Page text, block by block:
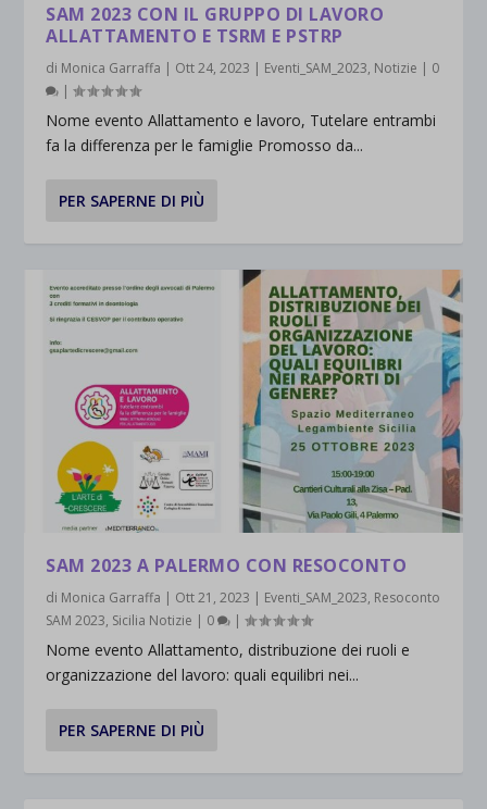
SAM 2023 CON IL GRUPPO DI LAVORO
ALLATTAMENTO E TSRM E PSTRP
di Monica Garraffa | Ott 24, 2023 | Eventi_SAM_2023, Notizie | 0
|
Nome evento Allattamento e lavoro, Tutelare entrambi
fa la differenza per le famiglie Promosso da...
PER SAPERNE DI PIÙ
SAM 2023 A PALERMO CON RESOCONTO
di Monica Garraffa | Ott 21, 2023 | Eventi_SAM_2023, Resoconto
SAM 2023, Sicilia Notizie | 0 |
Nome evento Allattamento, distribuzione dei ruoli e
organizzazione del lavoro: quali equilibri nei...
PER SAPERNE DI PIÙ